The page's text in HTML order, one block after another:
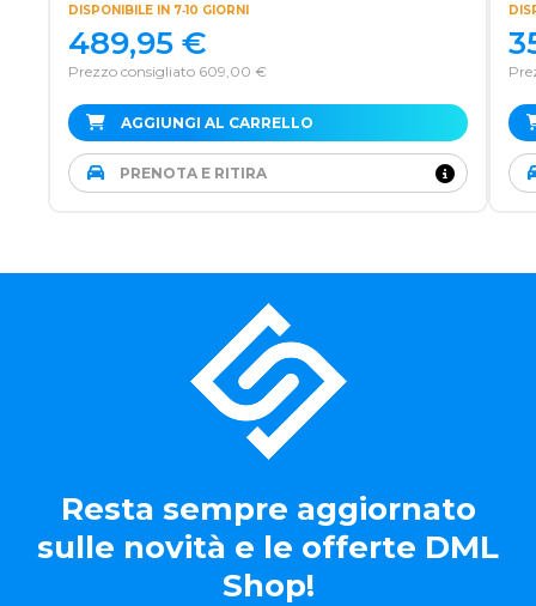
DISPONIBILE IN 7‑10 GIORNI
Prezzo consigliato 609,00 €
489,95 €
AGGIUNGI AL CARRELLO
PRENOTA E RITIRA
Resta sempre aggiornato
sulle novità e le offerte DML
Shop!